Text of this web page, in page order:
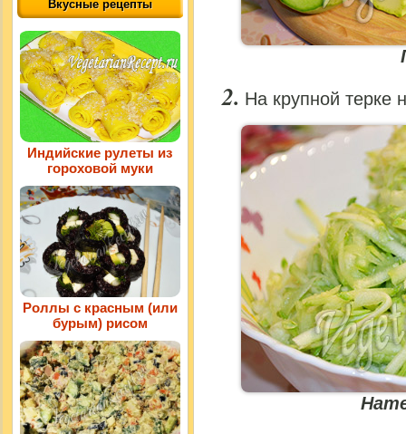
На крупной терке
Вкусные рецепты
Индийские рулеты из
гороховой муки
Роллы с красным (или
бурым) рисом